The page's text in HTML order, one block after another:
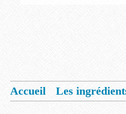
Accueil
Les